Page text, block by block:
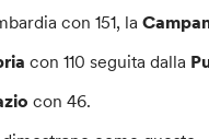
con 151, la
con 110 seguita dalla
con 46.